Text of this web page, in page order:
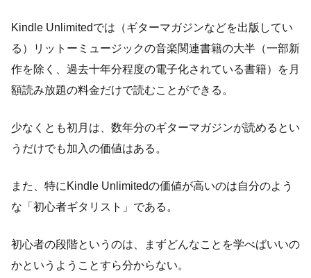
Kindle Unlimitedでは（ギターマガジンなどを出版してい
る）リットーミュージックの音楽関連書籍の大半（一部新
作を除く、過去十年分程度の電子化されている書籍）を月
額読み放題の料金だけで読むことができる。
少なくとも初月は、数年分のギターマガジンが読めるとい
うだけでも加入の価値はある。
また、特にKindle Unlimitedの価値が高いのは自分のよう
な「初心者ギタリスト」である。
初心者の段階というのは、まずどんなことを学べばいいの
かというようことすら分からない。